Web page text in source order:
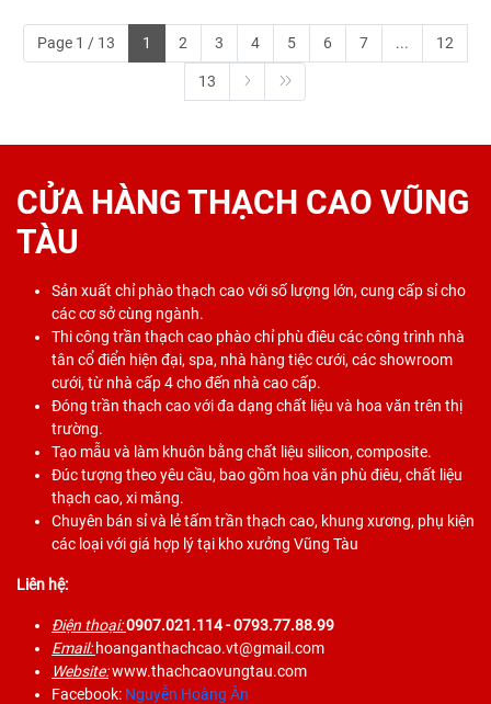
Page 1 / 13 1 2 3 4 5 6 7 ... 12
13
CỬA HÀNG THẠCH CAO VŨNG
TÀU
Sản xuất chỉ phào thạch cao với số lượng lớn, cung cấp sỉ cho
các cơ sở cùng ngành.
Thi công trần thạch cao phào chỉ phù điêu các công trình nhà
tân cổ điển hiện đại, spa, nhà hàng tiệc cưới, các showroom
cưới, từ nhà cấp 4 cho đến nhà cao cấp.
Đóng trần thạch cao với đa dạng chất liệu và hoa văn trên thị
trường.
Tạo mẫu và làm khuôn bằng chất liệu silicon, composite.
Đúc tượng theo yêu cầu, bao gồm hoa văn phù điêu, chất liệu
thạch cao, xi măng.
Chuyên bán sỉ và lẻ tấm trần thạch cao, khung xương, phụ kiện
các loại với giá hợp lý tại kho xưởng Vũng Tàu
Liên hệ:
Điện thoại:0907.021.114- 0793.77.88.99
Email: hoanganthachcao.vt@gmail.com
Website:www.thachcaovungtau.com
Facebook: Nguyễn Hoàng Ân